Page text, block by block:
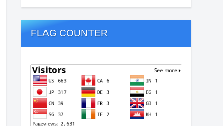
FLAG COUNTER